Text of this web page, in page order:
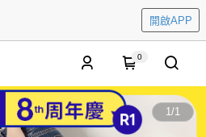
開啟APP
0
1/1